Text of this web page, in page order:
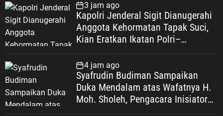
3 jam ago
Kapolri Jenderal Sigit Dianugerahi
Anggota Kehormatan Tapak Suci,
Kian Eratkan Ikatan Polri–
4 jam ago
Syafrudin Budiman Sampaikan
Duka Mendalam atas Wafatnya H.
Moh. Sholeh, Pengacara Inisiator